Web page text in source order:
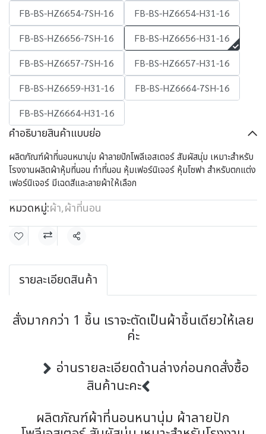
FB-BS-HZ6654-7SH-16
FB-BS-HZ6654-H31-16
FB-BS-HZ6656-7SH-16
FB-BS-HZ6656-H31-16
FB-BS-HZ6657-7SH-16
FB-BS-HZ6657-H31-16
FB-BS-HZ6659-H31-16
FB-BS-HZ6664-7SH-16
FB-BS-HZ6664-H31-16
คำอธิบายสินค้าแบบย่อ
ผลิตภัณฑ์ผ้าที่นอนหนานุ่ม ผ้าลายปักโพลีเอสเตอร์ สัมผัสนุ่ม เหมาะสำหรับ
โรงงานผลิตผ้าหุ้มที่นอน ทำที่นอน หุ้มเฟอร์นิเจอร์ หุ้มโซฟา สำหรับตกแต่ง
เฟอร์นิเจอร์ มีเฉดสีและลายผ้าให้เลือก
หมวดหมู่:ผ้า,ผ้าที่นอน
แชร์
รายละเอียดสินค้า
สั่งมากกว่า 1 ชิ้น เราจะตัดเป็นผ้าชิ้นเดียวให้เลย
ค่ะ
อ่านรายละเอียดด้านล่างก่อนกดสั่งซื้อ
สินค้านะคะ
ผลิตภัณฑ์ผ้าที่นอนหนานุ่ม ผ้าลายปัก